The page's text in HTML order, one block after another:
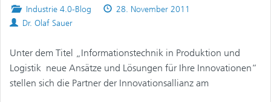
Posted
in
Industrie 4.0-Blog
Published
28. November 2011
Authors
Dr. Olaf Sauer
Unter dem Titel „Informationstechnik in Produktion und
Logistik  neue Ansätze und Lösungen für Ihre Innovationen“
stellen sich die Partner der Innovationsallianz am